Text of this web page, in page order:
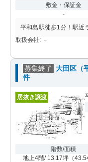
敷金・保証金
-
平和島駅徒歩1分！駅近
取扱会社: －
募集終了
大田区（
件
居抜き譲渡
階数/面積
地上4階/ 13.17坪 （